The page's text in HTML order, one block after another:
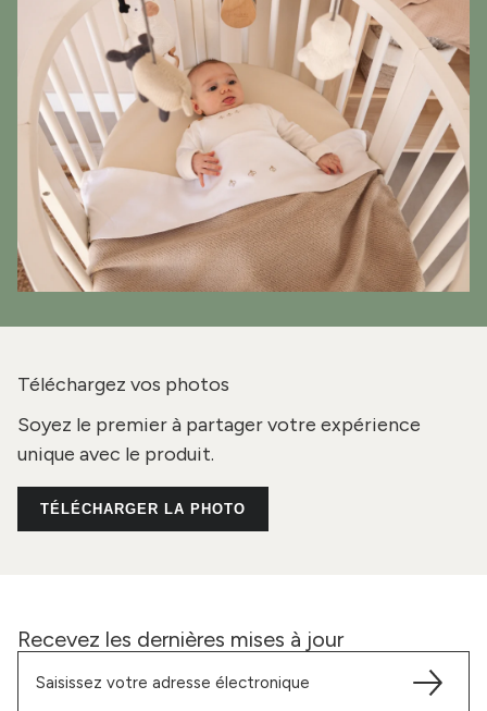
Téléchargez vos photos
Soyez le premier à partager votre expérience
unique avec le produit.
TÉLÉCHARGER LA PHOTO
Recevez les dernières mises à jour